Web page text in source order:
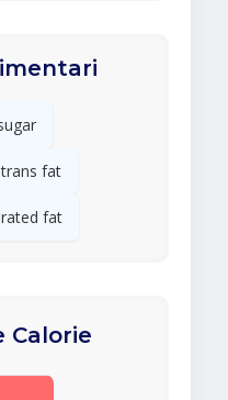
fat
fat
Calorie